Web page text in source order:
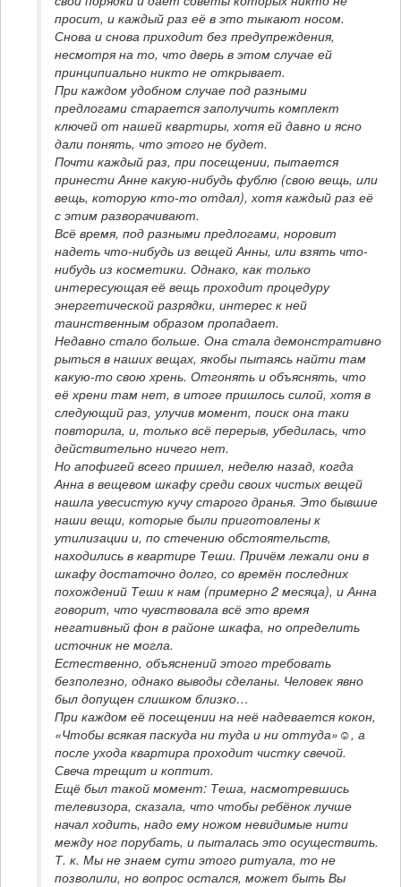
просит, и каждый раз её в это тыкают носом.
Снова и снова приходит без предупреждения,
несмотря на то, что дверь в этом случае ей
принципиально никто не открывает.
При каждом удобном случае под разными
предлогами старается заполучить комплект
ключей от нашей квартиры, хотя ей давно и ясно
дали понять, что этого не будет.
Почти каждый раз, при посещении, пытается
принести Анне какую-нибудь фублю (свою вещь, или
вещь, которую кто-то отдал), хотя каждый раз её
с этим разворачивают.
Всё время, под разными предлогами, норовит
надеть что-нибудь из вещей Анны, или взять что-
нибудь из косметики. Однако, как только
интересующая её вещь проходит процедуру
энергетической разрядки, интерес к ней
таинственным образом пропадает.
Недавно стало больше. Она стала демонстративно
рыться в наших вещах, якобы пытаясь найти там
какую-то свою хрень. Отгонять и объяснять, что
её хрени там нет, в итоге пришлось силой, хотя в
следующий раз, улучив момент, поиск она таки
повторила, и, только всё перерыв, убедилась, что
действительно ничего нет.
Но апофигей всего пришел, неделю назад, когда
Анна в вещевом шкафу среди своих чистых вещей
нашла увесистую кучу старого дранья. Это бывшие
наши вещи, которые были приготовлены к
утилизации и, по стечению обстоятельств,
находились в квартире Теши. Причём лежали они в
шкафу достаточно долго, со времён последних
похождений Теши к нам (примерно 2 месяца), и Анна
говорит, что чувствовала всё это время
негативный фон в районе шкафа, но определить
источник не могла.
Естественно, объяснений этого требовать
безполезно, однако выводы сделаны. Человек явно
был допущен слишком близко…
При каждом её посещении на неё надевается кокон,
«Чтобы всякая паскуда ни туда и ни оттуда»☺, а
после ухода квартира проходит чистку свечой.
Свеча трещит и коптит.
Ещё был такой момент: Теша, насмотревшись
телевизора, сказала, что чтобы ребёнок лучше
начал ходить, надо ему ножом невидимые нити
между ног порубать, и пыталась это осуществить.
Т. к. Мы не знаем сути этого ритуала, то не
позволили, но вопрос остался, может быть Вы